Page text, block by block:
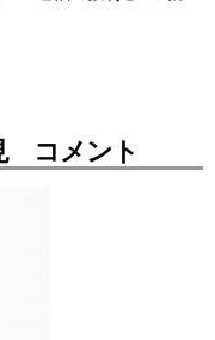
コメント